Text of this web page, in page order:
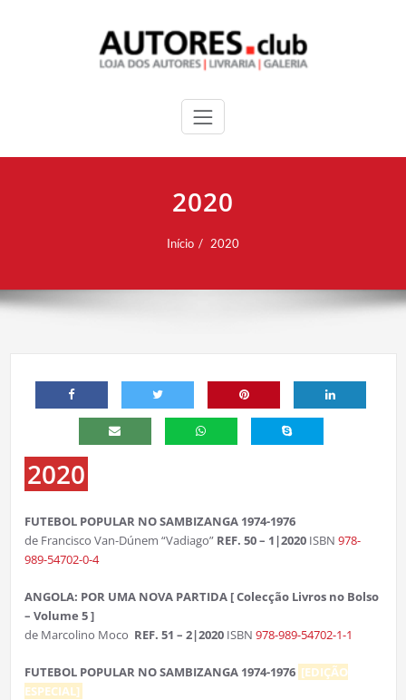
2020
Início 2020
2020
FUTEBOL POPULAR NO SAMBIZANGA 1974-1976
de Francisco Van-Dúnem “Vadiago” REF. 50 – 1|2020ISBN 978-
989-54702-0-4
ANGOLA: POR UMA NOVA PARTIDA [ Colecção Livros no Bolso
– Volume 5 ]
de Marcolino Moco REF. 51 – 2|2020ISBN 978-989-54702-1-1
FUTEBOL POPULAR NO SAMBIZANGA 1974-1976 [EDIÇÃO
ESPECIAL]